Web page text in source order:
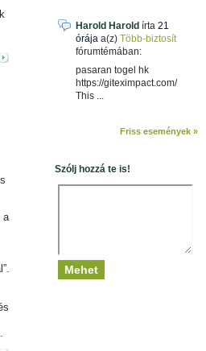
a
Harold Harold írta 21
órája a(z) Több-biztosít
fórumtémában:
pasaran togel hk
https://giteximpact.com/
This ...
Friss események »
Szólj hozzá te is!